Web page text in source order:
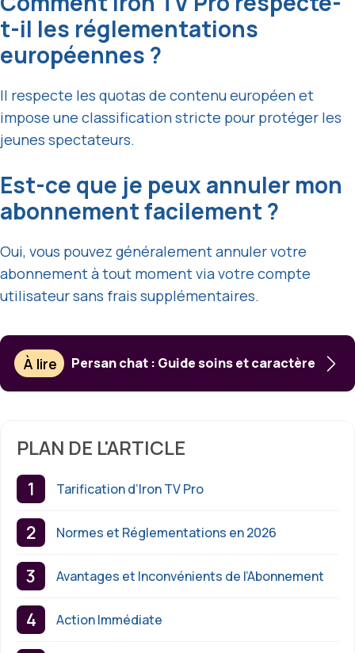
t-il les réglementations
européennes ?
Il respecte les quotas de contenu européen et
impose une classification stricte pour protéger les
jeunes spectateurs.
Est-ce que je peux annuler mon
abonnement facilement ?
Oui, vous pouvez généralement annuler votre
abonnement à tout moment via votre compte
utilisateur sans frais supplémentaires.
À lire Persan chat : Guide soins et caractère
PLAN DE L'ARTICLE
Tarification d’Iron TV Pro
Normes et Réglementations en 2026
Avantages et Inconvénients de l’Abonnement
Action Immédiate